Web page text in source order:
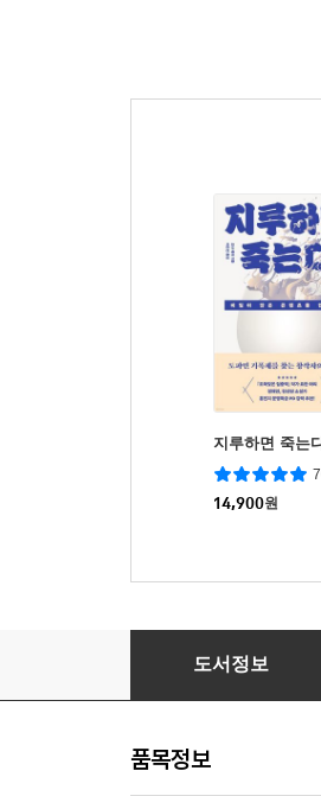
지루하면 죽는
14,900원
컨셉 수업
도서정보
품목정보